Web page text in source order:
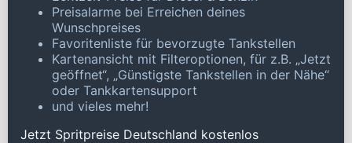
Preisalarme bei Erreichen deines
Wunschpreises
Favoritenliste für bevorzugte Tankstellen
Kartenansicht mit Filteroptionen, für z.B. „Jetzt
geöffnet“, „Günstigste Tankstellen in der Nähe“
oder Tankkartensupport
und vieles mehr!
Jetzt Spritpreise Deutschland kostenlos